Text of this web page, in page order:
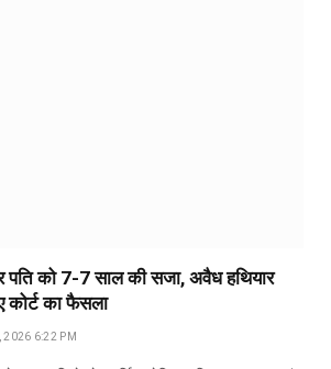
पति को 7-7 साल की सजा, अवैध हथियार
कोर्ट का फैसला
2026 6:22 PM